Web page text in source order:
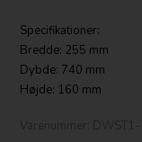
Specifikationer:
Bredde: 255 mm
Dybde: 740 mm
Højde: 160 mm